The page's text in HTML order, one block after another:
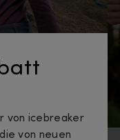
von icebreaker
von neuen